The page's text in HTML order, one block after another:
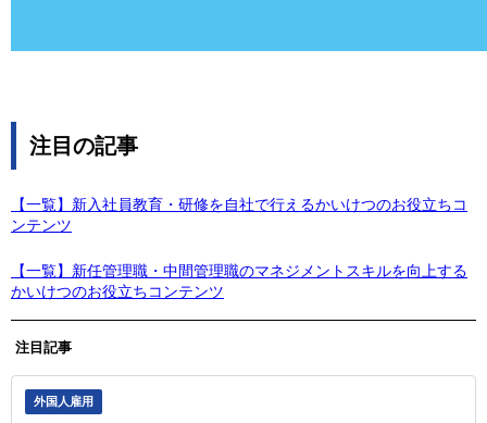
注目の記事
【一覧】新入社員教育・研修を自社で行えるかいけつのお役立ちコ
ンテンツ
【一覧】新任管理職・中間管理職のマネジメントスキルを向上する
かいけつのお役立ちコンテンツ
注目記事
外国人雇用